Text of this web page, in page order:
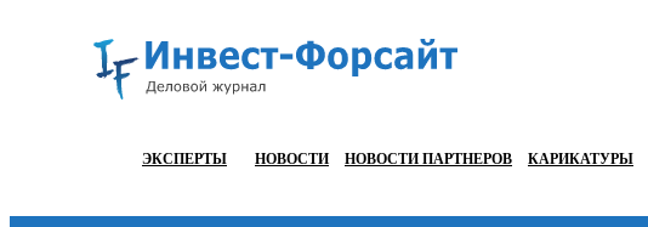
ЭКСПЕРТЫ НОВОСТИ НОВОСТИ ПАРТНЕРОВ КАРИКАТУРЫ